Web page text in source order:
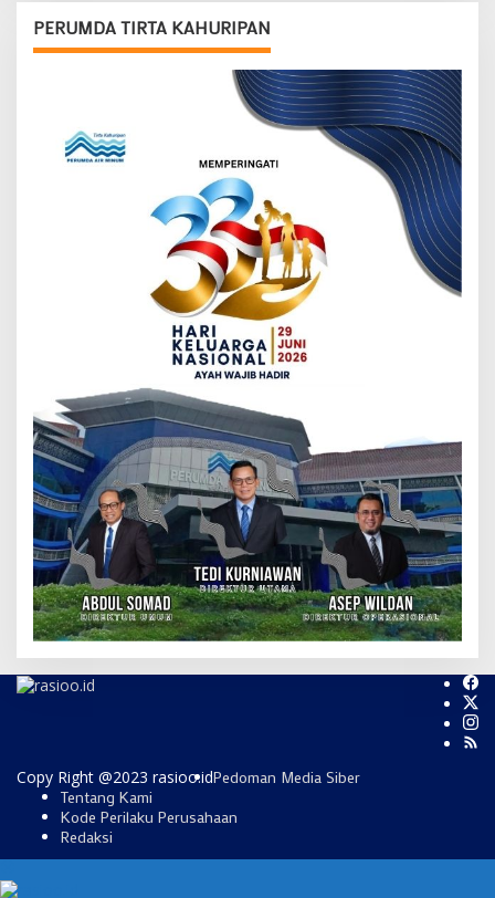
PERUMDA TIRTA KAHURIPAN
Copy Right @2023 rasioo.idPedoman Media Siber
Tentang Kami
Kode Perilaku Perusahaan
Redaksi